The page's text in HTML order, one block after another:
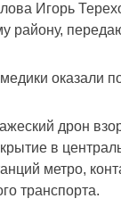
Игорь
району,
оказали
дрон
в
метро,
транспорта.